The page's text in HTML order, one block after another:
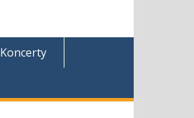
Koncerty